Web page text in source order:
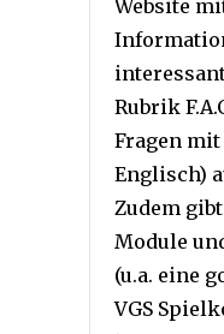
Website
Rubrik
Fragen
Englisch)
Zudem
Module
(u.a. eine
VGS